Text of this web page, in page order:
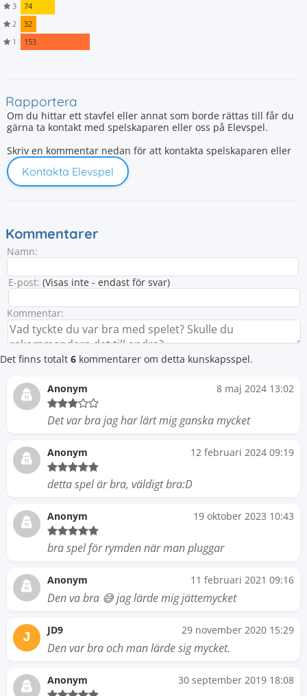
3
74
2
32
1
153
Rapportera
Om du hittar ett stavfel eller annat som borde rättas till får du
gärna ta kontakt med spelskaparen eller oss på Elevspel.
Skriv en kommentar nedan för att kontakta spelskaparen eller
Kontakta Elevspel
Kommentarer
Namn:
E-post: (Visas inte - endast för svar)
Kommentar:
Det finns totalt 6 kommentarer om detta kunskapsspel.
Anonym 8 maj 2024 13:02
Det var bra jag har lärt mig ganska mycket
Anonym 12 februari 2024 09:19
detta spel är bra, väldigt bra:D
Anonym 19 oktober 2023 10:43
bra spel för rymden när man pluggar
Anonym 11 februari 2021 09:16
Den va bra 😅 jag lärde mig jättemycket
J JD9 29 november 2020 15:29
Den var bra och man lärde sig mycket.
Anonym 30 september 2019 18:08